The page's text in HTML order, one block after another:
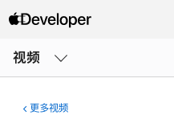
视频
单
更多视频